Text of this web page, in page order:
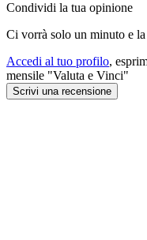
Condividi la tua opinione
Ci vorrà solo un minuto e
Accedi al tuo profilo,
mensile "Valuta e Vinci"
Scrivi una recensione